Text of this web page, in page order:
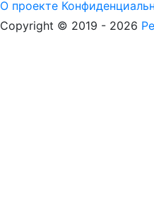
О проекте
Copyright © 2019 - 2026